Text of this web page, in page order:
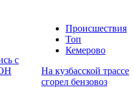
с
Происшествия
Топ
Кемерово
На кузбасской трассе
сгорел бензовоз